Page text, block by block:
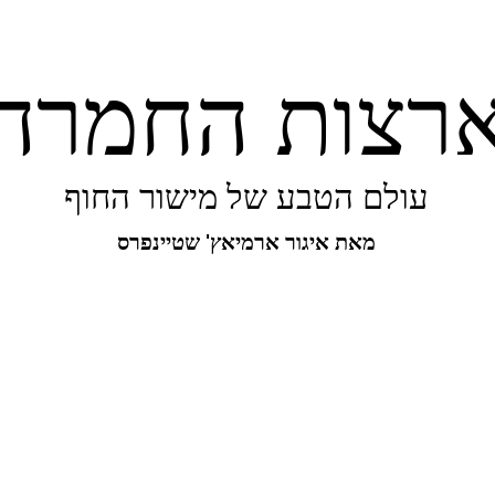
עולם הטבע של מישור החוף
מאת איגור ארמיאץ' שטיינפרס